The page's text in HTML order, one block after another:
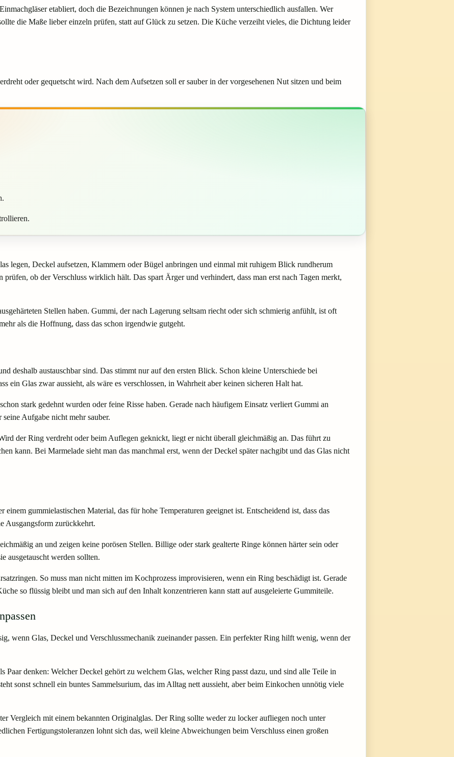
etabliert, doch die Bezeichnungen können je nach System unterschiedlich ausfallen. Wer
die Maße lieber einzeln prüfen, statt auf Glück zu setzen. Die Küche verzeiht vieles, die Dichtung leider
oder gequetscht wird. Nach dem Aufsetzen soll er sauber in der vorgesehenen Nut sitzen und beim
legen, Deckel aufsetzen, Klammern oder Bügel anbringen und einmal mit ruhigem Blick rundherum
ob der Verschluss wirklich hält. Das spart Ärger und verhindert, dass man erst nach Tagen merkt,
Stellen haben. Gummi, der nach Lagerung seltsam riecht oder sich schmierig anfühlt, ist oft
als die Hoffnung, dass das schon irgendwie gutgeht.
deshalb austauschbar sind. Das stimmt nur auf den ersten Blick. Schon kleine Unterschiede bei
ein Glas zwar aussieht, als wäre es verschlossen, in Wahrheit aber keinen sicheren Halt hat.
stark gedehnt wurden oder feine Risse haben. Gerade nach häufigem Einsatz verliert Gummi an
Aufgabe nicht mehr sauber.
der Ring verdreht oder beim Auflegen geknickt, liegt er nicht überall gleichmäßig an. Das führt zu
kann. Bei Marmelade sieht man das manchmal erst, wenn der Deckel später nachgibt und das Glas nicht
gummielastischen Material, das für hohe Temperaturen geeignet ist. Entscheidend ist, dass das
Ausgangsform zurückkehrt.
an und zeigen keine porösen Stellen. Billige oder stark gealterte Ringe können härter sein oder
ausgetauscht werden sollten.
So muss man nicht mitten im Kochprozess improvisieren, wenn ein Ring beschädigt ist. Gerade
so flüssig bleibt und man sich auf den Inhalt konzentrieren kann statt auf ausgeleierte Gummiteile.
wenn Glas, Deckel und Verschlussmechanik zueinander passen. Ein perfekter Ring hilft wenig, wenn der
Paar denken: Welcher Deckel gehört zu welchem Glas, welcher Ring passt dazu, und sind alle Teile in
sonst schnell ein buntes Sammelsurium, das im Alltag nett aussieht, aber beim Einkochen unnötig viele
Vergleich mit einem bekannten Originalglas. Der Ring sollte weder zu locker aufliegen noch unter
Fertigungstoleranzen lohnt sich das, weil kleine Abweichungen beim Verschluss einen großen